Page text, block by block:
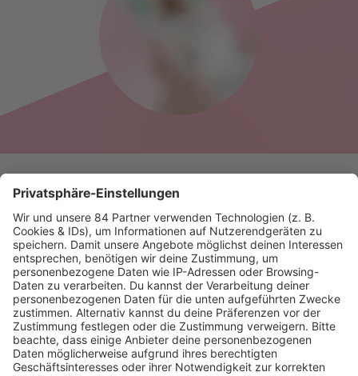
News zu Jeannine
Michaelsen
HOME
RADIOS